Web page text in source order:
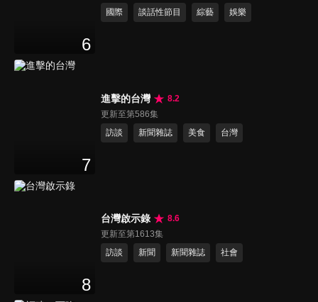
6
國際
談話性節目 綜藝 娛樂
7
進擊的台灣
8.2
更新至第586集
訪談
新聞雜誌 美食 台灣
8
台灣啟示錄
8.6
更新至第1613集
訪談
新聞 新聞雜誌 社會